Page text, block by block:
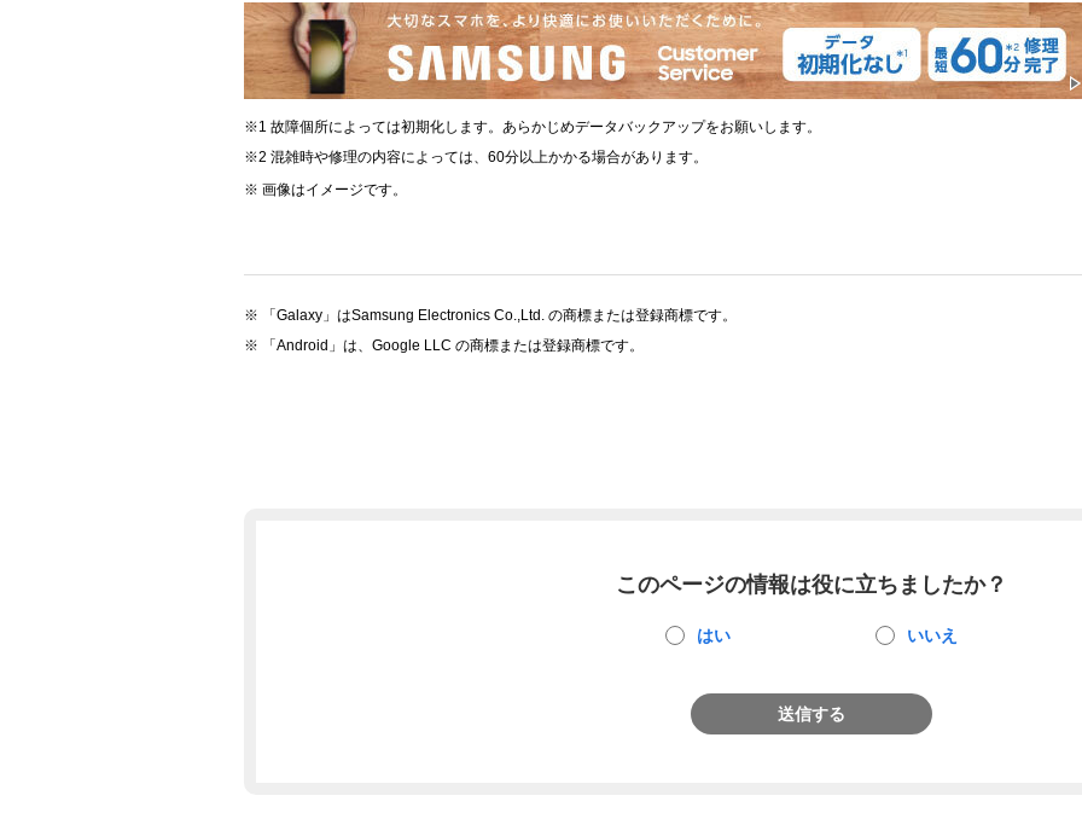
故障個所によっては初期化します。あらかじめデータバックアップをお願いします。
混雑時や修理の内容によっては、60分以上かかる場合があります。
画像はイメージです。
「Galaxy」はSamsung Electronics Co.,Ltd. の商標または登録商標です。
「Android」は、Google LLC の商標または登録商標です。
このページの情報は役に立ちましたか？
はい いいえ
送信する